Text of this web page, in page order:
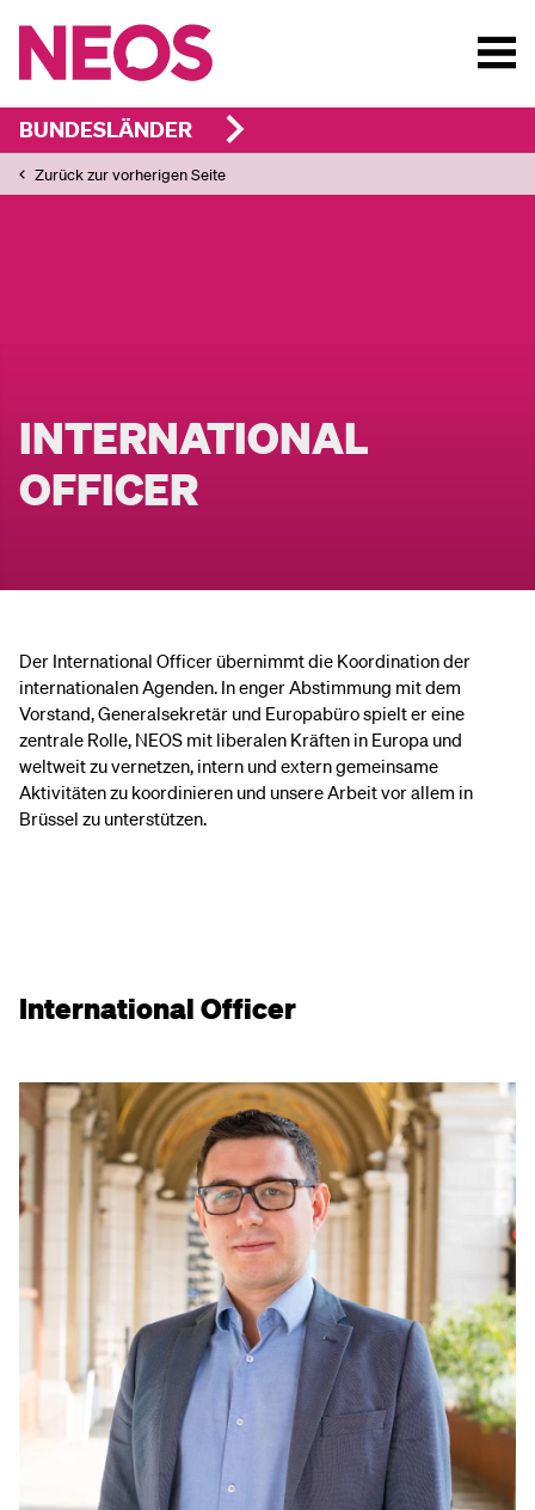
BUNDESLÄNDER
Zurück zur vorherigen Seite
INTERNATIONAL
OFFICER
Der International Officer übernimmt die Koordination der
internationalen Agenden. In enger Abstimmung mit dem
Vorstand, Generalsekretär und Europabüro spielt er eine
zentrale Rolle, NEOS mit liberalen Kräften in Europa und
weltweit zu vernetzen, intern und extern gemeinsame
Aktivitäten zu koordinieren und unsere Arbeit vor allem in
Brüssel zu unterstützen.
International Officer